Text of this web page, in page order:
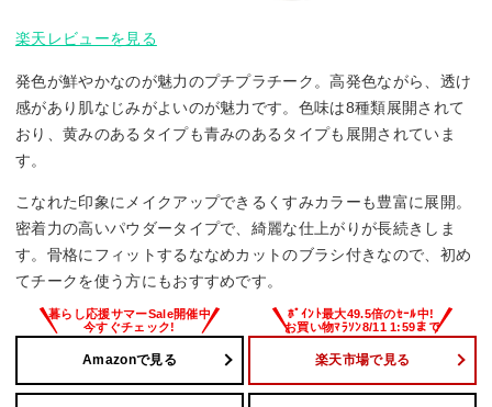
楽天レビューを見る
発色が鮮やかなのが魅力のプチプラチーク。高発色ながら、透け
感があり肌なじみがよいのが魅力です。色味は8種類展開されて
おり、黄みのあるタイプも青みのあるタイプも展開されていま
す。
こなれた印象にメイクアップできるくすみカラーも豊富に展開。
密着力の高いパウダータイプで、綺麗な仕上がりが長続きしま
す。骨格にフィットするななめカットのブラシ付きなので、初め
てチークを使う方にもおすすめです。
Amazonで見る 楽天市場で見る